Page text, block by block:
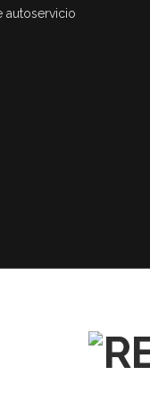
autoservicio